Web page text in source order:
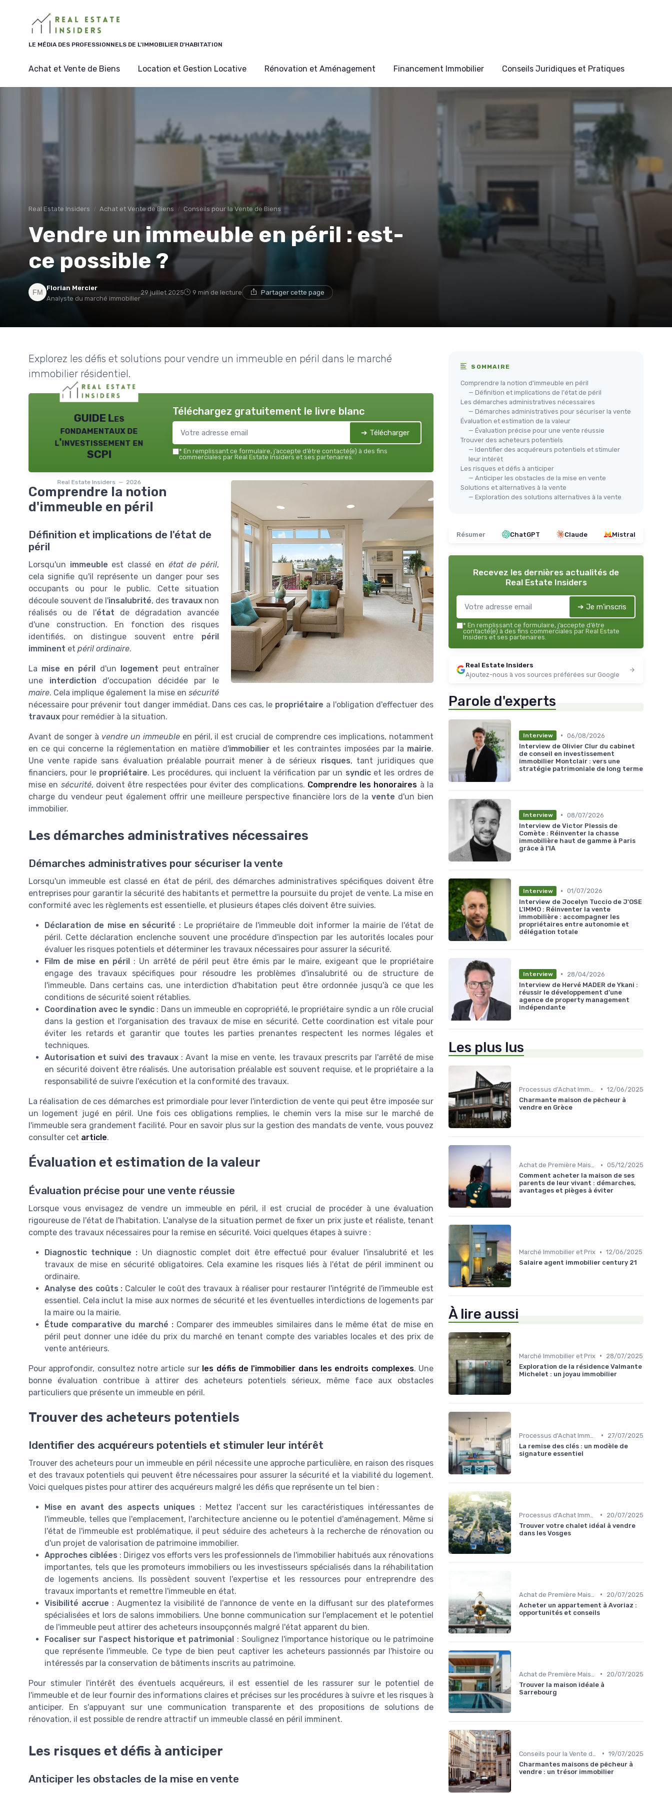
LE MÉDIA DES PROFESSIONNELS DE L'IMMOBILIER D'HABITATION
Achat et Vente de Biens Location et Gestion Locative Rénovation et Aménagement Financement Immobilier Conseils Juridiques et Pratiques
Real Estate Insiders Achat et Vente de Biens Conseils pour la Vente de Biens
Vendre un immeuble en péril : est-
ce possible ?
Florian Mercier
Analyste du marché immobilier
29 juillet 2025 9 min de lecture Partager cette page
Explorez les défis et solutions pour vendre un immeuble en péril dans le marché
immobilier résidentiel.
GUIDE Les
fondamentaux de
l'investissement en
SCPI
Real Estate Insiders — 2026
Téléchargez gratuitement le livre blanc
➔ Télécharger
* En remplissant ce formulaire, j’accepte d’être contacté(e) à des fins
commerciales par Real Estate Insiders et ses partenaires.
Comprendre la notion
d'immeuble en péril
Définition et implications de l'état de
péril
Lorsqu'un immeuble est classé en état de péril,
cela signifie qu'il représente un danger pour ses
occupants ou pour le public. Cette situation
découle souvent de l'insalubrité, des travaux non
réalisés ou de l'état de dégradation avancée
d'une construction. En fonction des risques
identifiés, on distingue souvent entre péril
imminent et péril ordinaire.
La mise en péril d'un logement peut entraîner
une interdiction d'occupation décidée par le
maire. Cela implique également la mise en sécurité
nécessaire pour prévenir tout danger immédiat. Dans ces cas, le propriétaire a l'obligation d'effectuer des
travaux pour remédier à la situation.
Avant de songer à vendre un immeubleen péril, il est crucial de comprendre ces implications, notamment
en ce qui concerne la réglementation en matière d'immobilier et les contraintes imposées par la mairie.
Une vente rapide sans évaluation préalable pourrait mener à de sérieux risques, tant juridiques que
financiers, pour le propriétaire. Les procédures, qui incluent la vérification par un syndicet les ordres de
mise en sécurité, doivent être respectées pour éviter des complications. Comprendre les honoraires à la
charge du vendeur peut également offrir une meilleure perspective financière lors de la vente d'un bien
immobilier.
Les démarches administratives nécessaires
Démarches administratives pour sécuriser la vente
Lorsqu'un immeuble est classé en état de péril, des démarches administratives spécifiques doivent être
entreprises pour garantir la sécurité des habitants et permettre la poursuite du projet de vente. La mise en
conformité avec les règlements est essentielle, et plusieurs étapes clés doivent être suivies.
Déclaration de mise en sécurité : Le propriétaire de l'immeuble doit informer la mairie de l'état de
péril. Cette déclaration enclenche souvent une procédure d'inspection par les autorités locales pour
évaluer les risques potentiels et déterminer les travaux nécessaires pour assurer la sécurité.
Film de mise en péril
: Un arrêté de péril peut être émis par le maire, exigeant que le propriétaire
engage des travaux spécifiques pour résoudre les problèmes d'insalubrité ou de structure de
l'immeuble. Dans certains cas, une interdiction d'habitation peut être ordonnée jusqu'à ce que les
conditions de sécurité soient rétablies.
Coordination avec le syndic: Dans un immeuble en copropriété, le propriétaire syndic a un rôle crucial
dans la gestion et l'organisation des travaux de mise en sécurité. Cette coordination est vitale pour
éviter les retards et garantir que toutes les parties prenantes respectent les normes légales et
techniques.
Autorisation et suivi des travaux: Avant la mise en vente, les travaux prescrits par l'arrêté de mise
en sécurité doivent être réalisés. Une autorisation préalable est souvent requise, et le propriétaire a la
responsabilité de suivre l'exécution et la conformité des travaux.
La réalisation de ces démarches est primordiale pour lever l'interdiction de vente qui peut être imposée sur
un logement jugé en péril. Une fois ces obligations remplies, le chemin vers la mise sur le marché de
l'immeuble sera grandement facilité. Pour en savoir plus sur la gestion des mandats de vente, vous pouvez
consulter cet article.
Évaluation et estimation de la valeur
Évaluation précise pour une vente réussie
Lorsque vous envisagez de vendre un immeuble en péril, il est crucial de procéder à une évaluation
rigoureuse de l'état de l'habitation. L'analyse de la situation permet de fixer un prix juste et réaliste, tenant
compte des travaux nécessaires pour la remise en sécurité. Voici quelques étapes à suivre :
Diagnostic technique : Un diagnostic complet doit être effectué pour évaluer l'insalubrité et les
travaux de mise en sécurité obligatoires. Cela examine les risques liés à l'état de péril imminent ou
ordinaire.
Analyse des coûts : Calculer le coût des travaux à réaliser pour restaurer l'intégrité de l'immeuble est
essentiel. Cela inclut la mise aux normes de sécurité et les éventuelles interdictions de logements par
la maire ou la mairie.
Étude comparative du marché :Comparer des immeubles similaires dans le même état de mise en
péril peut donner une idée du prix du marché en tenant compte des variables locales et des prix de
vente antérieurs.
Pour approfondir, consultez notre article sur les défis de l'immobilier dans les endroits complexes. Une
bonne évaluation contribue à attirer des acheteurs potentiels sérieux, même face aux obstacles
particuliers que présente un immeuble en péril.
Trouver des acheteurs potentiels
Identifier des acquéreurs potentiels et stimuler leur intérêt
Trouver des acheteurs pour un immeuble en péril nécessite une approche particulière, en raison des risques
et des travaux potentiels qui peuvent être nécessaires pour assurer la sécurité et la viabilité du logement.
Voici quelques pistes pour attirer des acquéreurs malgré les défis que représente un tel bien :
Mise en avant des aspects uniques : Mettez l'accent sur les caractéristiques intéressantes de
l'immeuble, telles que l'emplacement, l'architecture ancienne ou le potentiel d'aménagement. Même si
l'état de l'immeuble est problématique, il peut séduire des acheteurs à la recherche de rénovation ou
d'un projet de valorisation de patrimoine immobilier.
Approches ciblées : Dirigez vos efforts vers les professionnels de l'immobilier habitués aux rénovations
importantes, tels que les promoteurs immobiliers ou les investisseurs spécialisés dans la réhabilitation
de logements anciens. Ils possèdent souvent l'expertise et les ressources pour entreprendre des
travaux importants et remettre l'immeuble en état.
Visibilité accrue : Augmentez la visibilité de l'annonce de vente en la diffusant sur des plateformes
spécialisées et lors de salons immobiliers. Une bonne communication sur l'emplacement et le potentiel
de l'immeuble peut attirer des acheteurs insoupçonnés malgré l'état apparent du bien.
Focaliser sur l'aspect historique et patrimonial : Soulignez l'importance historique ou le patrimoine
que représente l'immeuble. Ce type de bien peut captiver les acheteurs passionnés par l'histoire ou
intéressés par la conservation de bâtiments inscrits au patrimoine.
Pour stimuler l'intérêt des éventuels acquéreurs, il est essentiel de les rassurer sur le potentiel de
l'immeuble et de leur fournir des informations claires et précises sur les procédures à suivre et les risques à
anticiper. En s'appuyant sur une communication transparente et des propositions de solutions de
rénovation, il est possible de rendre attractif un immeuble classé en péril imminent.
Les risques et défis à anticiper
Anticiper les obstacles de la mise en vente
SOMMAIRE
Comprendre la notion d'immeuble en péril
— Définition et implications de l'état de péril
Les démarches administratives nécessaires
— Démarches administratives pour sécuriser la vente
Évaluation et estimation de la valeur
— Évaluation précise pour une vente réussie
Trouver des acheteurs potentiels
— Identifier des acquéreurs potentiels et stimuler
leur intérêt
Les risques et défis à anticiper
— Anticiper les obstacles de la mise en vente
Solutions et alternatives à la vente
— Exploration des solutions alternatives à la vente
Résumer ChatGPT Claude Mistral
Recevez les dernières actualités de
Real Estate Insiders
➔ Je m'inscris
* En remplissant ce formulaire, j’accepte d’être
contacté(e) à des fins commerciales par Real Estate
Insiders et ses partenaires.
Real Estate Insiders
Ajoutez-nous à vos sources préférées sur Google
Parole d'experts
Interview • 06/08/2026
Interview de Olivier Clur du cabinet
de conseil en investissement
immobilier Montclair : vers une
stratégie patrimoniale de long terme
Interview • 08/07/2026
Interview de Victor Plessis de
Comète : Réinventer la chasse
immobilière haut de gamme à Paris
grâce à l’IA
Interview • 01/07/2026
Interview de Jocelyn Tuccio de J'OSE
L'IMMO : Réinventer la vente
immobilière : accompagner les
propriétaires entre autonomie et
délégation totale
Interview •
28/04/2026
Interview de Hervé MADER de Ykani :
réussir le développement d’une
agence de property management
indépendante
Les plus lus
• 12/06/2025
Charmante maison de pêcheur à
vendre en Grèce
Achat de Première Maison • 05/12/2025
Comment acheter la maison de ses
parents de leur vivant : démarches,
avantages et pièges à éviter
Marché Immobilier et Prix • 12/06/2025
Salaire agent immobilier century 21
À lire aussi
Marché Immobilier et Prix •
28/07/2025
Exploration de la résidence Valmante
Michelet : un joyau immobilier
•
27/07/2025
La remise des clés : un modèle de
signature essentiel
•
20/07/2025
Trouver votre chalet idéal à vendre
dans les Vosges
•
20/07/2025
Acheter un appartement à Avoriaz :
opportunités et conseils
•
20/07/2025
Trouver la maison idéale à
Sarrebourg
• 19/07/2025
Charmantes maisons de pêcheur à
vendre : un trésor immobilier